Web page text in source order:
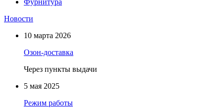
Фурнитура
Новости
10 марта 2026
Озон-доставка
Через пункты выдачи
5 мая 2025
Режим работы